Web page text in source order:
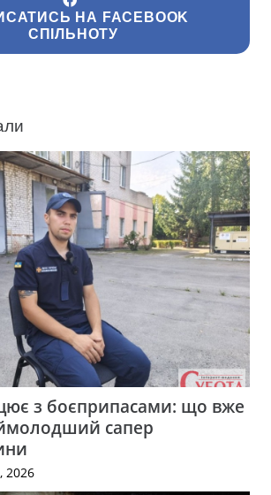
НА FACEBOOK
СПІЛЬНОТУ
з боєприпасами: що вже
сапер
2026